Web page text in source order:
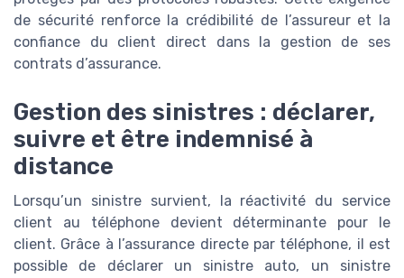
de sécurité renforce la crédibilité de l’assureur et la
confiance du client direct dans la gestion de ses
contrats d’assurance.
Gestion des sinistres : déclarer,
suivre et être indemnisé à
distance
Lorsqu’un sinistre survient, la réactivité du service
client au téléphone devient déterminante pour le
client. Grâce à l’assurance directe par téléphone, il est
possible de déclarer un sinistre auto, un sinistre